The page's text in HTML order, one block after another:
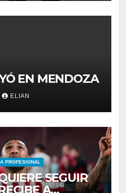
EN MENDOZA
ELIAN
PROFESIONAL
SEGUIR
A